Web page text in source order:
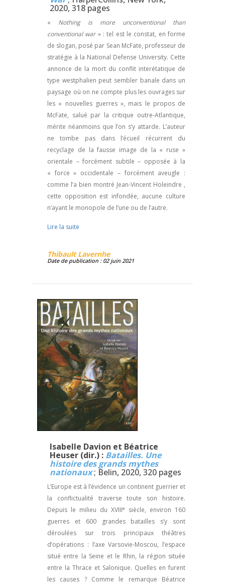
2020, 318 pages
« Nothing is more unconventional than
conventional war» : tel est le constat, en forme
de slogan, posé par Sean McFate, professeur de
stratégie à la National Defense University. Cette
annonce de la mort du conflit interétatique de
type westphalien peut sembler banale dans un
paysage où on ne compte plus les ouvrages sur
les « nouvelles guerres », mais le propos de
McFate, salué par la critique outre-Atlantique,
mérite néanmoins que l’on s’y attarde. L’auteur
ne tombe pas dans l’écueil récurrent du
recyclage de la fausse image de la « ruse »
orientale – forcément subtile – opposée à la
« force » occidentale – forcément aveugle :
comme l’a bien montré Jean-Vincent Holeindre ,
cette opposition est infondée, aucune culture
n’ayant le monopole de l’une ou de l’autre.
Lire la suite
Thibault Lavernhe
Date de publication : 02 juin 2021
Isabelle Davion et Béatrice
Heuser (dir.) : Batailles. Une
histoire des grands mythes
nationaux ; Belin, 2020, 320 pages
L’Europe est à l’évidence un continent guerrier et
la conflictualité traverse toute son histoire.
Depuis le milieu du XVIIIe
siècle, environ 160
guerres et 600 grandes batailles s’y sont
déroulées sur trois principaux théâtres
d’opérations : l’axe Varsovie-Moscou, l’espace
situé entre la Seine et le Rhin, la région située
entre la Thrace et Salonique. Quelles en furent
les causes ? Comme le remarque Béatrice